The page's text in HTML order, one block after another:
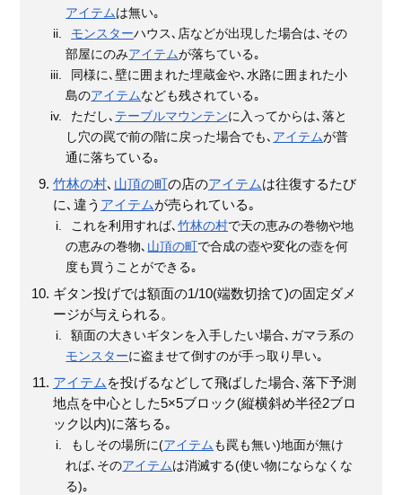
アイテムは無い｡
モンスターハウス､店などが出現した場合は､その
部屋にのみアイテムが落ちている｡
同様に､壁に囲まれた埋蔵金や､水路に囲まれた小
島のアイテムなども残されている｡
ただし､ テーブルマウンテンに入ってからは､落と
し穴の罠で前の階に戻った場合でも､ アイテムが普
通に落ちている｡
竹林の村､ 山頂の町の店のアイテムは往復するたび
に､違う アイテムが売られている｡
これを利用すれば､竹林の村で天の恵みの巻物や地
の恵みの巻物､ 山頂の町で合成の壺や変化の壺を何
度も買うことができる｡
ギタン投げでは額面の1/10(端数切捨て)の固定ダメ
ージが与えられる。
額面の大きいギタンを入手したい場合､ガマラ系の
モンスターに盗ませて倒すのが手っ取り早い｡
アイテム を投げるなどして飛ばした場合､落下予測
地点を中心とした5×5ブロック(縦横斜め半径2ブロ
ック以内)に落ちる｡
もしその場所に(アイテム も罠も無い)地面が無け
れば､そのアイテムは消滅する(使い物にならなくな
る)｡